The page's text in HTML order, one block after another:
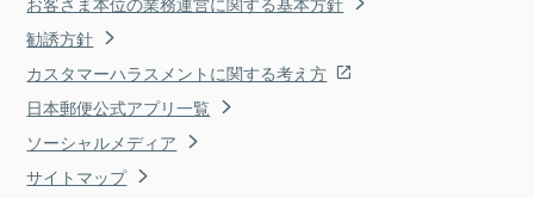
勧誘方針
カスタマーハラスメントに関する考え方
日本郵便公式アプリ一覧
ソーシャルメディア
サイトマップ